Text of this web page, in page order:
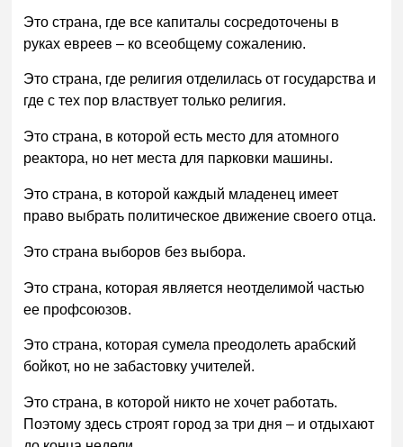
Это страна, где все капиталы сосредоточены в
руках евреев – ко всеобщему сожалению.
Это страна, где религия отделилась от государства и
где с тех пор властвует только религия.
Это страна, в которой есть место для атомного
реактора, но нет места для парковки машины.
Это страна, в которой каждый младенец имеет
право выбрать политическое движение своего отца.
Это страна выборов без выбора.
Это страна, которая является неотделимой частью
ее профсоюзов.
Это страна, которая сумела преодолеть арабский
бойкот, но не забастовку учителей.
Это страна, в которой никто не хочет работать.
Поэтому здесь строят город за три дня – и отдыхают